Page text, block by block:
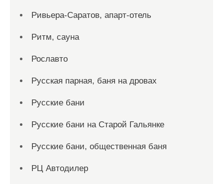
Ривьера-Саратов, апарт-отель
Ритм, сауна
Рославто
Русская парная, баня на дровах
Русские бани
Русские бани на Старой Гальянке
Русские бани, общественная баня
РЦ Автодилер